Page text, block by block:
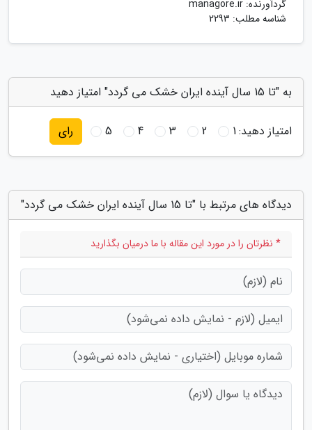
گردآورنده: managore.ir
شناسه مطلب: 2293
به "تا 15 سال آینده ایران خشک می گردد" امتیاز دهید
امتیاز دهید:1
2
3
4
5 رای
دیدگاه های مرتبط با "تا 15 سال آینده ایران خشک می گردد"
* نظرتان را در مورد این مقاله با ما درمیان بگذارید